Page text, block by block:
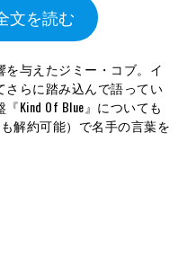
文を読む
与えたジミー・コブ。イ
さらに踏み込んで語ってい
Kind Of Blue』についても
解約可能）で名手の言葉を